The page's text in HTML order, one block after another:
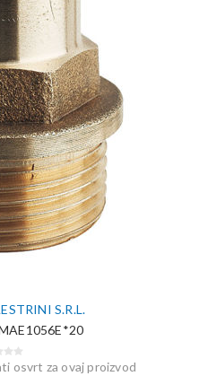
S.R.L.
osvrt za ovaj proizvod